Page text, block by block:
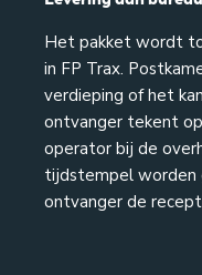
Het pakket wordt
in FP Trax.
verdieping of het
ontvanger tekent
operator bij de
tijdstempel worden
ontvanger de